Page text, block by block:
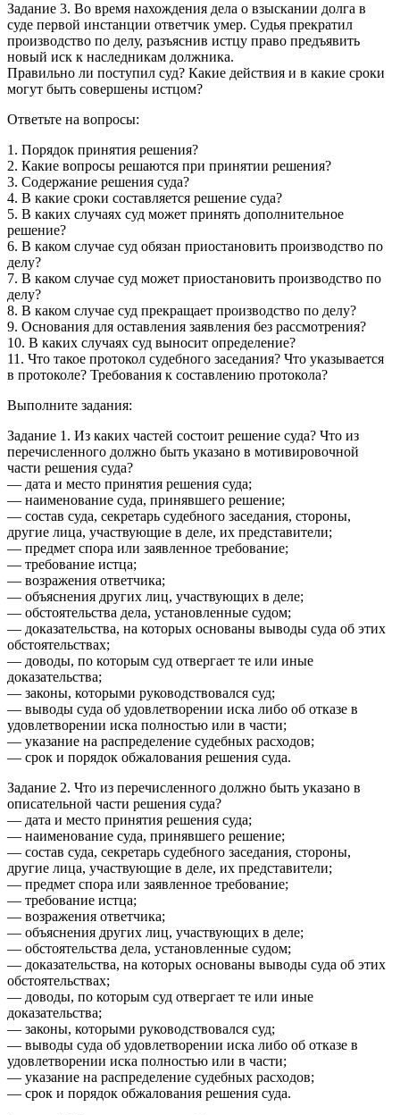
Задание 3. Во время нахождения дела о взыскании долга в
суде первой инстанции ответчик умер. Судья прекратил
производство по делу, разъяснив истцу право предъявить
новый иск к наследникам должника.
Правильно ли поступил суд? Какие действия и в какие сроки
могут быть совершены истцом?
Ответьте на вопросы:
1. Порядок принятия решения?
2. Какие вопросы решаются при принятии решения?
3. Содержание решения суда?
4. В какие сроки составляется решение суда?
5. В каких случаях суд может принять дополнительное
решение?
6. В каком случае суд обязан приостановить производство по
делу?
7. В каком случае суд может приостановить производство по
делу?
8. В каком случае суд прекращает производство по делу?
9. Основания для оставления заявления без рассмотрения?
10. В каких случаях суд выносит определение?
11. Что такое протокол судебного заседания? Что указывается
в протоколе? Требования к составлению протокола?
Выполните задания:
Задание 1. Из каких частей состоит решение суда? Что из
перечисленного должно быть указано в мотивировочной
части решения суда?
— дата и место принятия решения суда;
— наименование суда, принявшего решение;
— состав суда, секретарь судебного заседания, стороны,
другие лица, участвующие в деле, их представители;
— предмет спора или заявленное требование;
— требование истца;
— возражения ответчика;
— объяснения других лиц, участвующих в деле;
— обстоятельства дела, установленные судом;
— доказательства, на которых основаны выводы суда об этих
обстоятельствах;
— доводы, по которым суд отвергает те или иные
доказательства;
— законы, которыми руководствовался суд;
— выводы суда об удовлетворении иска либо об отказе в
удовлетворении иска полностью или в части;
— указание на распределение судебных расходов;
— срок и порядок обжалования решения суда.
Задание 2. Что из перечисленного должно быть указано в
описательной части решения суда?
— дата и место принятия решения суда;
— наименование суда, принявшего решение;
— состав суда, секретарь судебного заседания, стороны,
другие лица, участвующие в деле, их представители;
— предмет спора или заявленное требование;
— требование истца;
— возражения ответчика;
— объяснения других лиц, участвующих в деле;
— обстоятельства дела, установленные судом;
— доказательства, на которых основаны выводы суда об этих
обстоятельствах;
— доводы, по которым суд отвергает те или иные
доказательства;
— законы, которыми руководствовался суд;
— выводы суда об удовлетворении иска либо об отказе в
удовлетворении иска полностью или в части;
— указание на распределение судебных расходов;
— срок и порядок обжалования решения суда.